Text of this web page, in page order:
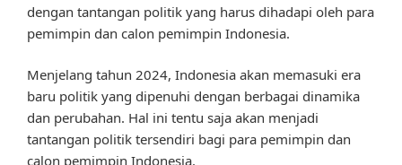
dengan tantangan politik yang harus dihadapi oleh para
pemimpin dan calon pemimpin Indonesia.
Menjelang tahun 2024, Indonesia akan memasuki era
baru politik yang dipenuhi dengan berbagai dinamika
dan perubahan. Hal ini tentu saja akan menjadi
tantangan politik tersendiri bagi para pemimpin dan
calon pemimpin Indonesia.